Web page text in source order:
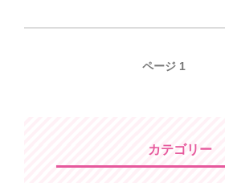
ページ 1
カテゴリー